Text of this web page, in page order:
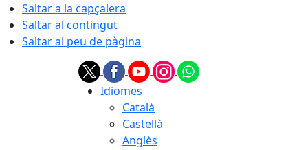
Saltar a la capçalera
Saltar al contingut
Saltar al peu de pàgina
Idiomes
Català
Castellà
Anglès